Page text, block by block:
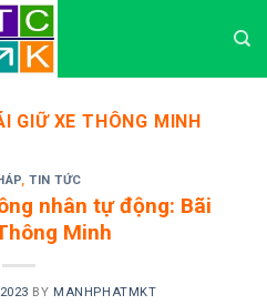
GIỮ XE THÔNG MINH
,TIN TỨC
nhân tự động: Bãi
Minh
BY MANHPHATMKT